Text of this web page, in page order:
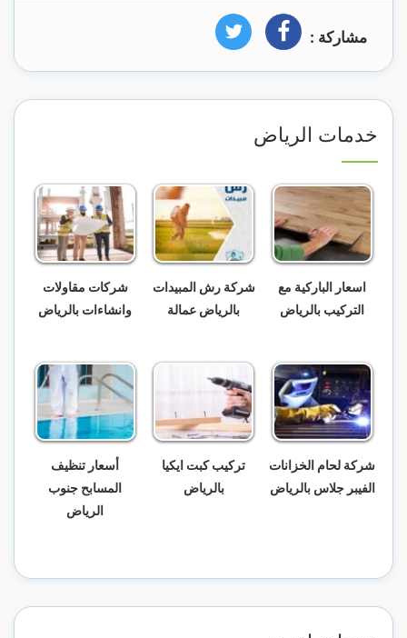
مشاركة : فيسبوك تويتر
خدمات الرياض
اسعار الباركية مع
التركيب بالرياض
شركة رش المبيدات
بالرياض عمالة
شركات مقاولات
وانشاءات بالرياض
شركة لحام الخزانات
الفيبر جلاس بالرياض
تركيب كبت ايكيا
بالرياض
أسعار تنظيف
المسابح جنوب
الرياض